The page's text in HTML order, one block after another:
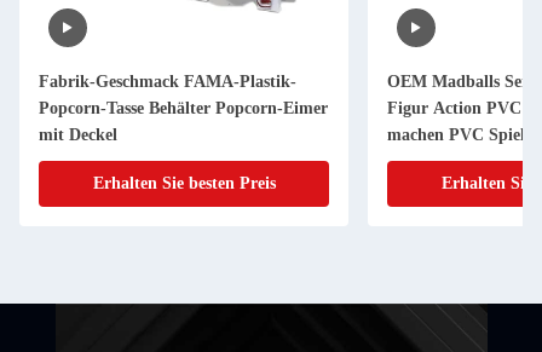
Fabrik-Geschmack FAMA-Plastik-
Popcorn-Tasse Behälter Popcorn-Eimer
mit Deckel
Erhalten Sie besten Preis
OEM Madballs
Figur Action PVC
machen PVC
Erhalten Sie